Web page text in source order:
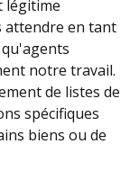
légitime
attendre en tant
notre travail.
de listes de
spécifiques
biens ou de